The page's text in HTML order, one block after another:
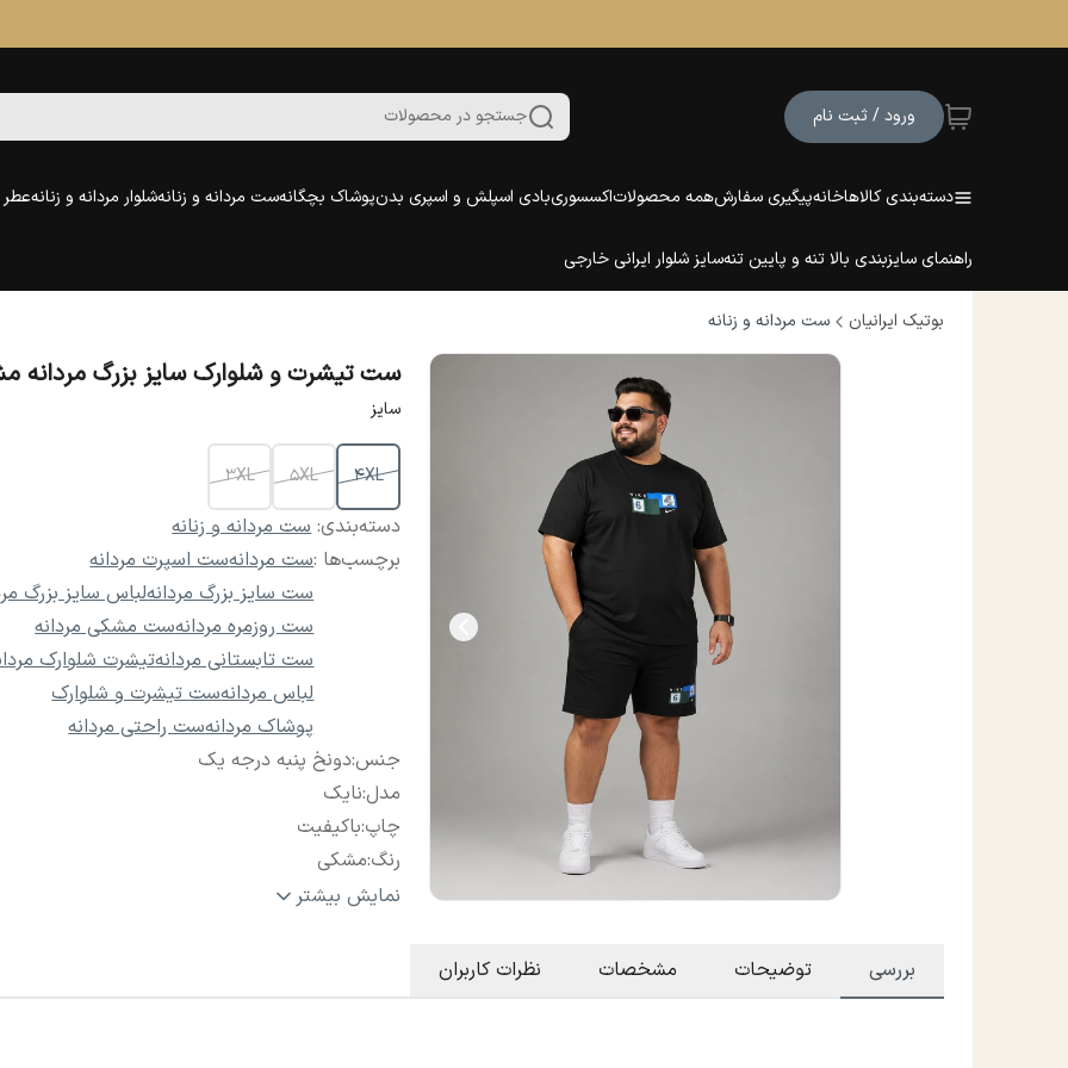
ورود / ثبت نام جستجو در محصولات
دسته‌بندی کالاهاخانهپیگیری سفارشهمه محصولاتاکسسوریبادی اسپلش و اسپری بدنپوشاک بچگانهست مردانه و زنانهشلوار مردانه و زنانهعطر
راهنمای سایزبندی بالا تنه و پایین تنهسایز شلوار ایرانی خارجی
بوتیک ایرانیان ست مردانه و زنانه
ست تیشرت و شلوارک سایز بزرگ مردانه
سایز
4XL
5XL
3XL
دسته‌بندی:ست مردانه و زنانه
برچسب‌ها :ست مردانهست اسپرت مردانه
ست سایز بزرگ مردانهلباس سایز بزرگ
ست روزمره مردانهست مشکی مردانه
ست تابستانی مردانهتیشرت شلوارک
لباس مردانهست تیشرت و شلوارک
پوشاک مردانهست راحتی مردانه
جنس:دونخ پنبه درجه یک
مدل:نایک
چاپ:باکیفیت
رنگ:مشکی
سایز:3XL تا 5XL
نمایش بیشتر
بررسی توضیحات مشخصات نظرات کاربران